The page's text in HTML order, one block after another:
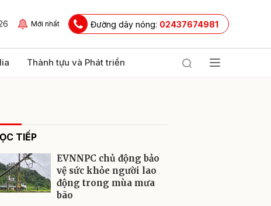
Mới nhất Đường dây nóng: 02437674981
Thành tựu và Phát triển
TIẾP
EVNNPC chủ động bảo
vệ sức khỏe người lao
động trong mùa mưa
bão
Gửi